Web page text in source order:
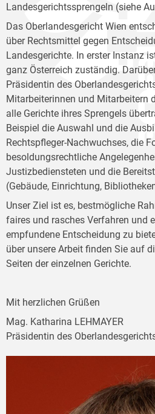
Landesgerichtssprengeln (siehe
Das Oberlandesgericht Wien
über Rechtsmittel gegen
Landesgerichte. In erster Instanz
ganz Österreich zuständig.
Präsidentin des
Mitarbeiterinnen und Mitarbeitern
alle Gerichte ihres Sprengels
Beispiel die Auswahl und die
Rechtspfleger-Nachwuchses, die
besoldungsrechtliche
Justizbediensteten und die
(Gebäude, Einrichtung,
Unser Ziel ist es, bestmögliche
faires und rasches Verfahren und
empfundene Entscheidung zu
über unsere Arbeit finden Sie auf
Seiten der einzelnen Gerichte.
Mit herzlichen Grüßen
Mag. Katharina LEHMAYER
Präsidentin des